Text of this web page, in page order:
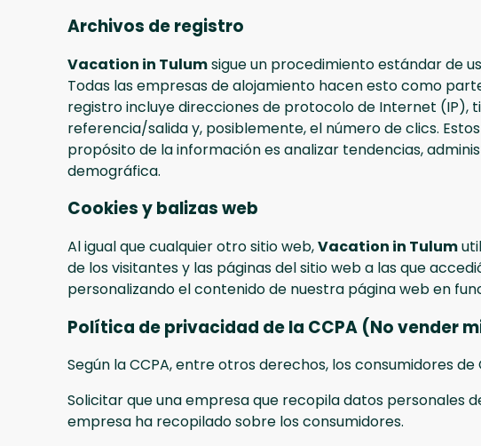
Archivos de registro
Vacation in Tulumsigue un procedimiento estándar de
Todas las empresas de alojamiento hacen esto como
registro incluye direcciones de protocolo de Internet (IP),
referencia/salida y, posiblemente, el número de clics.
propósito de la información es analizar tendencias,
demográfica.
Cookies y balizas web
Al igual que cualquier otro sitio web,Vacation in Tulum
de los visitantes y las páginas del sitio web a las que
personalizando el contenido de nuestra página web en
Política de privacidad de la CCPA (No vender
Según la CCPA, entre otros derechos, los consumidores
Solicitar que una empresa que recopila datos personales
empresa ha recopilado sobre los consumidores.